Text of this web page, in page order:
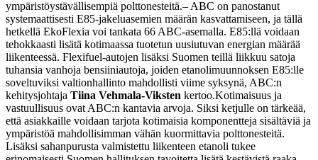
ympäristöystävällisempiä polttonesteitä.– ABC on panostanut
systemaattisesti E85-jakeluasemien määrän kasvattamiseen, ja tällä
hetkellä EkoFlexia voi tankata 66 ABC-asemalla. E85:llä voidaan
tehokkaasti lisätä kotimaassa tuotetun uusiutuvan energian määrää
liikenteessä. Flexifuel-autojen lisäksi Suomen teillä liikkuu satoja
tuhansia vanhoja bensiiniautoja, joiden etanolimuunnoksen E85:lle
soveltuviksi valtionhallinto mahdollisti viime syksynä, ABC:n
kehitysjohtaja Tiina Vehmala-Viksten kertoo.Kotimaisuus ja
vastuullisuus ovat ABC:n kantavia arvoja. Siksi ketjulle on tärkeää,
että asiakkaille voidaan tarjota kotimaisia komponentteja sisältäviä ja
ympäristöä mahdollisimman vähän kuormittavia polttonesteitä.
Lisäksi sahanpurusta valmistettu liikenteen etanoli tukee